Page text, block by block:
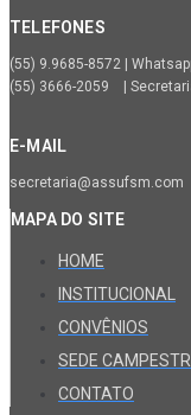
TELEFONES
(55) 9.9685-8572 |
(55) 3666-2059 |
E-MAIL
secretaria@assufsm.com
MAPA DO SITE
HOME
INSTITUCIONAL
CONVÊNIOS
SEDE
CONTATO